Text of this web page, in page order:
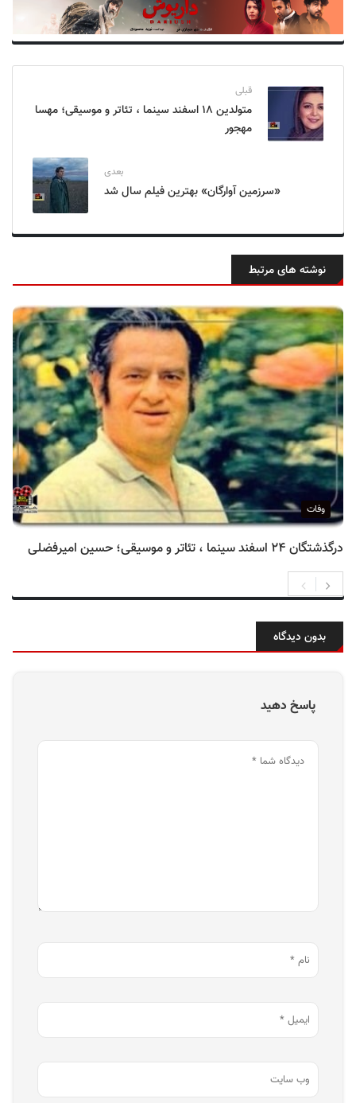
قبلی
متولدین ۱۸ اسفند سینما ، تئاتر و موسیقی؛ مهسا
مهجور
بعدی
«سرزمین آوارگان» بهترین فیلم سال شد
نوشته های مرتبط
وفات
درگذشتگان ۲۴ اسفند سینما ، تئاتر و موسیقی؛ حسین امیرفضلی
بدون دیدگاه
پاسخ دهید